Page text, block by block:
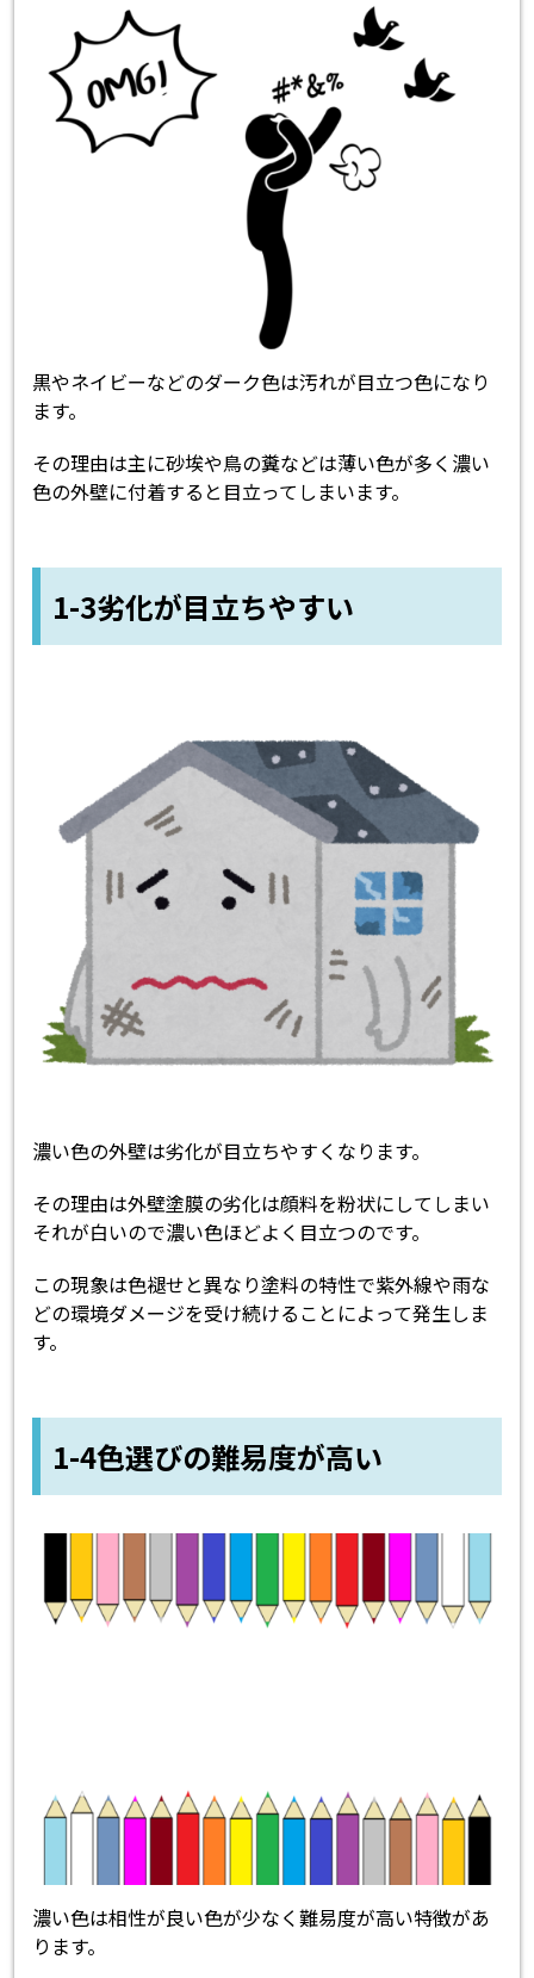
黒やネイビーなどのダーク色は汚れが目立つ色になり
ます。
その理由は主に砂埃や鳥の糞などは薄い色が多く濃い
色の外壁に付着すると目立ってしまいます。
1-3劣化が目立ちやすい
濃い色の外壁は劣化が目立ちやすくなります。
その理由は外壁塗膜の劣化は顔料を粉状にしてしまい
それが白いので濃い色ほどよく目立つのです。
この現象は色褪せと異なり塗料の特性で紫外線や雨な
どの環境ダメージを受け続けることによって発生しま
す。
1-4色選びの難易度が高い
濃い色は相性が良い色が少なく難易度が高い特徴があ
ります。